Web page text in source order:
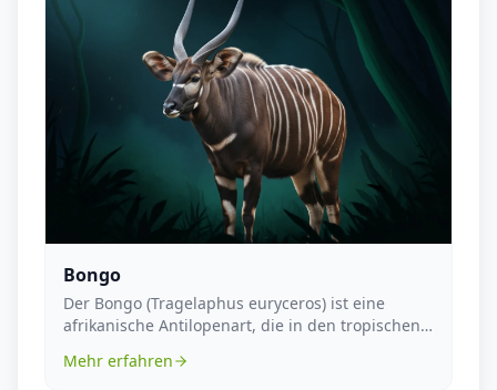
Bongo
Der Bongo (Tragelaphus euryceros) ist eine
afrikanische Antilopenart, die in den tropischen
Mehr erfahren